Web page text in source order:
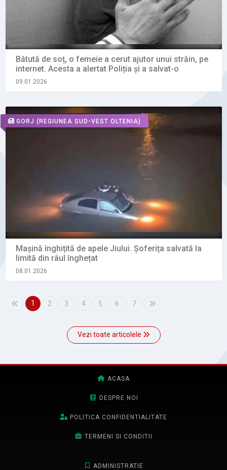
Bătută de soț, o femeie a cerut ajutor unui străin, pe
internet. Acesta a alertat Poliția și a salvat-o
09.01.2026
GORJ (REGIUNEA SUD-VEST OLTENIA)
Mașină înghițită de apele Jiului. Șoferița salvată la
limită din râul înghețat
08.01.2026
1 2 3 4 5 6 7
Vezi toate articolele
ACASA
DESPRE NOI
POLITICA CONFIDENTIALITATE
TERMENI SI CONDITII
ADMINISTRATIE